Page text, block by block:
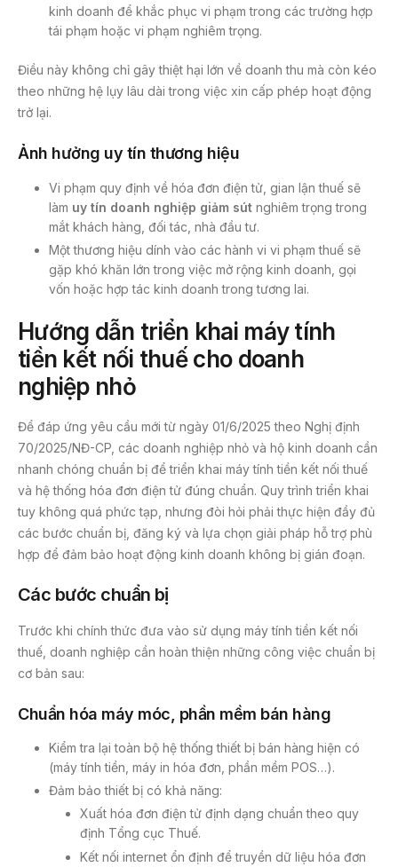
kinh doanh để khắc phục vi phạm trong các trường hợp
tái phạm hoặc vi phạm nghiêm trọng.
Điều này không chỉ gây thiệt hại lớn về doanh thu mà còn kéo
theo những hệ lụy lâu dài trong việc xin cấp phép hoạt động
trở lại.
Ảnh hưởng uy tín thương hiệu
Vi phạm quy định về hóa đơn điện tử, gian lận thuế sẽ
làm uy tín doanh nghiệp giảm sút nghiêm trọng trong
mắt khách hàng, đối tác, nhà đầu tư.
Một thương hiệu dính vào các hành vi vi phạm thuế sẽ
gặp khó khăn lớn trong việc mở rộng kinh doanh, gọi
vốn hoặc hợp tác kinh doanh trong tương lai.
Hướng dẫn triển khai máy tính
tiền kết nối thuế cho doanh
nghiệp nhỏ
Để đáp ứng yêu cầu mới từ ngày 01/6/2025 theo Nghị định
70/2025/NĐ-CP, các doanh nghiệp nhỏ và hộ kinh doanh cần
nhanh chóng chuẩn bị để triển khai máy tính tiền kết nối thuế
và hệ thống hóa đơn điện tử đúng chuẩn. Quy trình triển khai
tuy không quá phức tạp, nhưng đòi hỏi phải thực hiện đầy đủ
các bước chuẩn bị, đăng ký và lựa chọn giải pháp hỗ trợ phù
hợp để đảm bảo hoạt động kinh doanh không bị gián đoạn.
Các bước chuẩn bị
Trước khi chính thức đưa vào sử dụng máy tính tiền kết nối
thuế, doanh nghiệp cần hoàn thiện những công việc chuẩn bị
cơ bản sau:
Chuẩn hóa máy móc, phần mềm bán hàng
Kiểm tra lại toàn bộ hệ thống thiết bị bán hàng hiện có
(máy tính tiền, máy in hóa đơn, phần mềm POS…).
Đảm bảo thiết bị có khả năng:
Xuất hóa đơn điện tử định dạng chuẩn theo quy
định Tổng cục Thuế.
Kết nối internet ổn định để truyền dữ liệu hóa đơn